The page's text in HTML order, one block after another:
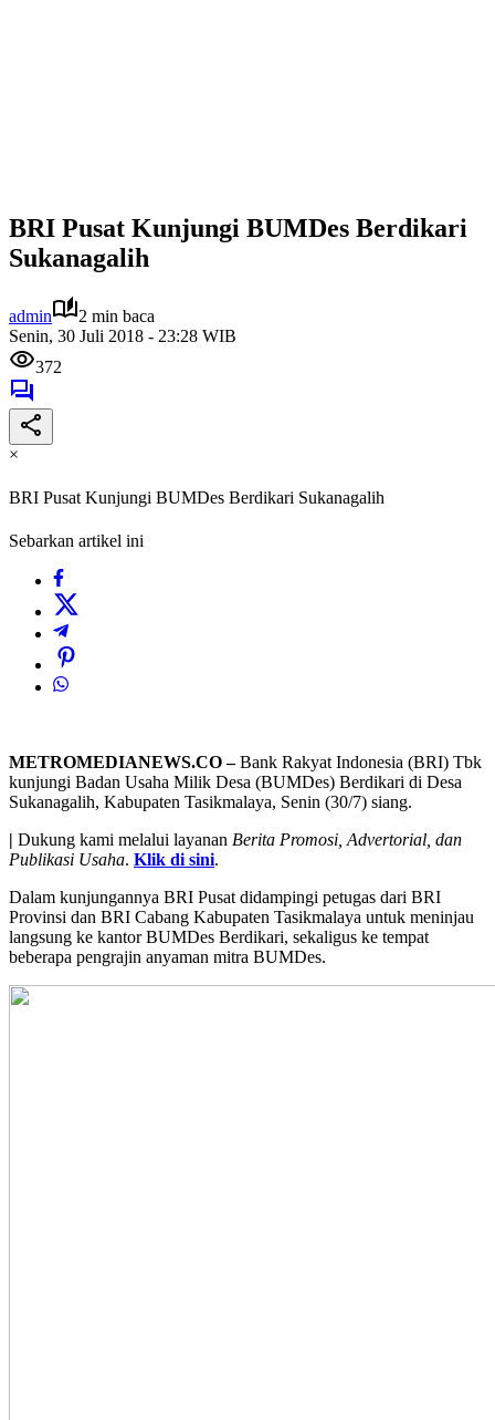
BRI Pusat Kunjungi BUMDes Berdikari
Sukanagalih
admin
2 min baca
Senin, 30 Juli 2018 - 23:28 WIB
372
×
BRI Pusat Kunjungi BUMDes Berdikari Sukanagalih
Sebarkan artikel ini
METROMEDIANEWS.CO –Bank Rakyat Indonesia (BRI) Tbk
kunjungi Badan Usaha Milik Desa (BUMDes) Berdikari di Desa
Sukanagalih, Kabupaten Tasikmalaya, Senin (30/7) siang.
| Dukung kami melalui layanan Berita Promosi, Advertorial, dan
Publikasi Usaha. Klik di sini.
Dalam kunjungannya BRI Pusat didampingi petugas dari BRI
Provinsi dan BRI Cabang Kabupaten Tasikmalaya untuk meninjau
langsung ke kantor BUMDes Berdikari, sekaligus ke tempat
beberapa pengrajin anyaman mitra BUMDes.